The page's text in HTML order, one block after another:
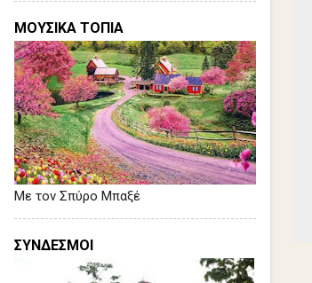
ΜΟΥΣΙΚΑ ΤΟΠΙΑ
Με τον Σπύρο Μπαξέ
ΣΥΝΔΕΣΜΟΙ